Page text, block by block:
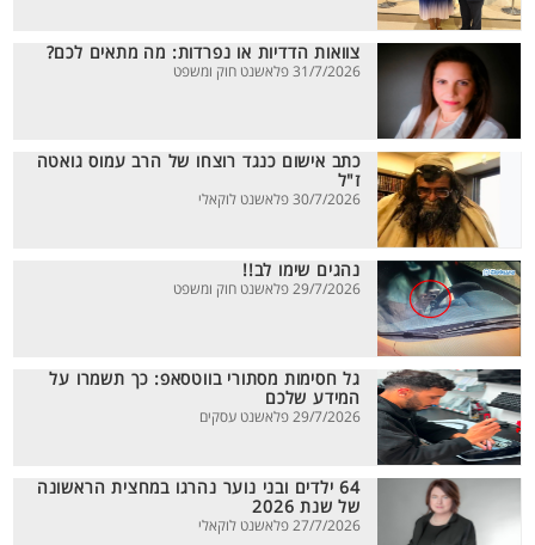
צוואות הדדיות או נפרדות: מה מתאים לכם?
31/7/2026 פלאשנט חוק ומשפט
כתב אישום כנגד רוצחו של הרב עמוס גואטה
ז"ל
30/7/2026 פלאשנט לוקאלי
נהגים שימו לב!!
29/7/2026 פלאשנט חוק ומשפט
גל חסימות מסתורי בווטסאפ: כך תשמרו על
המידע שלכם
29/7/2026 פלאשנט עסקים
64 ילדים ובני נוער נהרגו במחצית הראשונה
של שנת 2026
27/7/2026 פלאשנט לוקאלי